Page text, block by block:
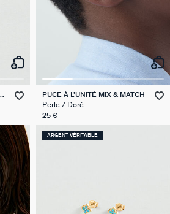
PUCE À L'UNITÉ MIX & MATCH
Perle / Doré
25 €
ARGENT VÉRITABLE